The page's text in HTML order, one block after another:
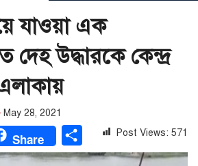
যাওয়া এক
দেহ উদ্ধারকে কেন্দ্র
May 28, 2021
Share Share Post Views: 571